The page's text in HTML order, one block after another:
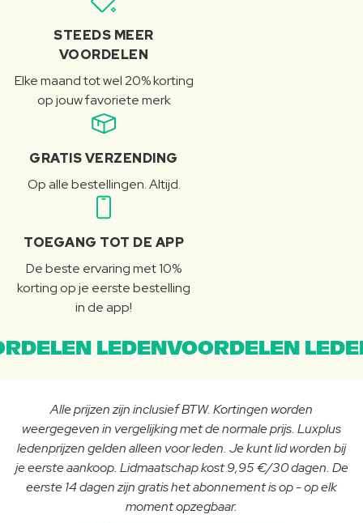
STEEDS MEER
VOORDELEN
Elke maand tot wel 20% korting
op jouw favoriete merk
GRATIS VERZENDING
Op alle bestellingen. Altijd.
TOEGANG TOT DE APP
De beste ervaring met 10%
korting op je eerste bestelling
in de app!
LEDENVOORDELEN
Alle prijzen zijn inclusief BTW. Kortingen worden
weergegeven in vergelijking met de normale prijs. Luxplus
ledenprijzen gelden alleen voor leden. Je kunt lid worden bij
je eerste aankoop. Lidmaatschap kost 9,95 €/30 dagen. De
eerste 14 dagen zijn gratis het abonnement is op - op elk
moment opzegbaar.